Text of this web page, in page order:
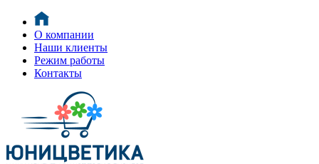
О компании
Наши клиенты
Режим работы
Контакты